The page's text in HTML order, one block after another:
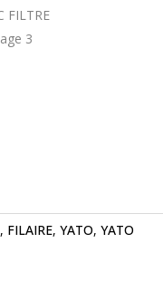
, FILAIRE, YATO, YATO